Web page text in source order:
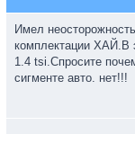
Имел
комплектации ХАЙ.В
1.4 tsi.Спросите
сигменте авто. нет!!!